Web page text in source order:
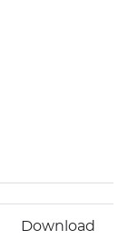
Download